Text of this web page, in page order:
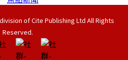
of Cite Publishing Ltd All Rights
Reserved.